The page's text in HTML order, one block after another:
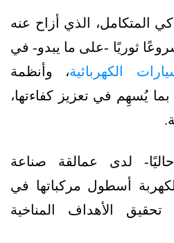
المتكامل، الذي أزاح عنه
ثوريًا -على ما يبدو- في
الكهربائية، وأنظمة
بما يُسهِم في تعزيز كفاءتها،
لدى عمالقة صناعة
أسطول مركباتها في
الأهداف المناخية